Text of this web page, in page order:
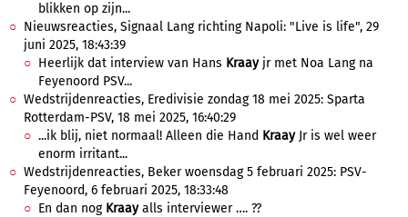
blikken op zijn...
Nieuwsreacties, Signaal Lang richting Napoli: "Live is life", 29
juni 2025, 18:43:39
Heerlijk dat interview van Hans Kraayjr met Noa Lang na
Feyenoord PSV...
Wedstrijdenreacties, Eredivisie zondag 18 mei 2025: Sparta
Rotterdam-PSV, 18 mei 2025, 16:40:29
...ik blij, niet normaal! Alleen die Hand KraayJr is wel weer
enorm irritant...
Wedstrijdenreacties, Beker woensdag 5 februari 2025: PSV-
Feyenoord, 6 februari 2025, 18:33:48
En dan nog Kraayalls interviewer …. ??